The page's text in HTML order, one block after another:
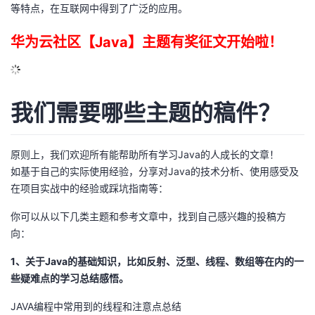
等特点，在互联网中得到了广泛的应用。
华为云社区【Java】主题有奖征文开始啦！
我们需要哪些主题的稿件？
原则上，我们欢迎所有能帮助所有学习Java的人成长的文章！
如基于自己的实际使用经验，分享对Java的技术分析、使用感受及
在项目实战中的经验或踩坑指南等：
你可以从以下几类主题和参考文章中，找到自己感兴趣的投稿方
向：
1、关于Java的基础知识，比如反射、泛型、线程、数组等在内的一
些疑难点的学习总结感悟。
JAVA编程中常用到的线程和注意点总结